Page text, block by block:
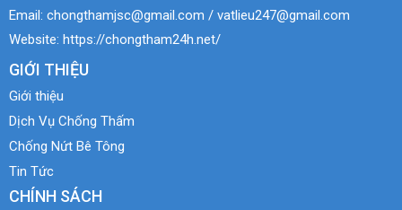
Email: chongthamjsc@gmail.com / vatlieu247@gmail.com
Website: https://chongtham24h.net/
GIỚI THIỆU
Giới thiệu
Dịch Vụ Chống Thấm
Chống Nứt Bê Tông
Tin Tức
CHÍNH SÁCH